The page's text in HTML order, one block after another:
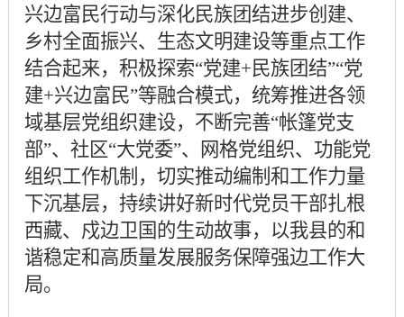
兴边富民行动与深化民族团结进步创建、
乡村全面振兴、生态文明建设等重点工作
结合起来，积极探索“党建+民族团结”“党
建+兴边富民”等融合模式，统筹推进各领
域基层党组织建设，不断完善“帐篷党支
部”、社区“大党委”、网格党组织、功能党
组织工作机制，切实推动编制和工作力量
下沉基层，持续讲好新时代党员干部扎根
西藏、戍边卫国的生动故事，以我县的和
谐稳定和高质量发展服务保障强边工作大
局。